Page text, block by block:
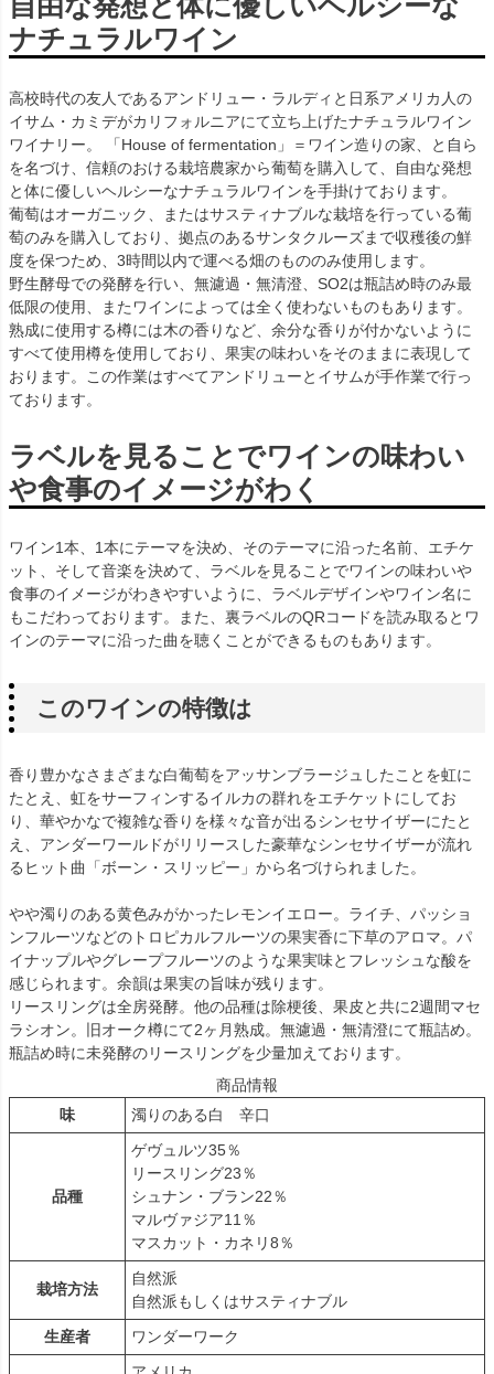
ナチュラルワイン
高校時代の友人であるアンドリュー・ラルディと日系アメリカ人の
イサム・カミデがカリフォルニアにて立ち上げたナチュラルワイン
ワイナリー。 「House of fermentation」＝ワイン造りの家、と自ら
を名づけ、信頼のおける栽培農家から葡萄を購入して、自由な発想
と体に優しいヘルシーなナチュラルワインを手掛けております。
葡萄はオーガニック、またはサスティナブルな栽培を行っている葡
萄のみを購入しており、拠点のあるサンタクルーズまで収穫後の鮮
度を保つため、3時間以内で運べる畑のもののみ使用します。
野生酵母での発酵を行い、無濾過・無清澄、SO2は瓶詰め時のみ最
低限の使用、またワインによっては全く使わないものもあります。
熟成に使用する樽には木の香りなど、余分な香りが付かないように
すべて使用樽を使用しており、果実の味わいをそのままに表現して
おります。この作業はすべてアンドリューとイサムが手作業で行っ
ております。
ラベルを見ることでワインの味わい
や食事のイメージがわく
ワイン1本、1本にテーマを決め、そのテーマに沿った名前、エチケ
ット、そして音楽を決めて、ラベルを見ることでワインの味わいや
食事のイメージがわきやすいように、ラベルデザインやワイン名に
もこだわっております。また、裏ラベルのQRコードを読み取るとワ
インのテーマに沿った曲を聴くことができるものもあります。
このワインの特徴は
香り豊かなさまざまな白葡萄をアッサンブラージュしたことを虹に
たとえ、虹をサーフィンするイルカの群れをエチケットにしてお
り、華やかなで複雑な香りを様々な音が出るシンセサイザーにたと
え、アンダーワールドがリリースした豪華なシンセサイザーが流れ
るヒット曲「ボーン・スリッピー」から名づけられました。
やや濁りのある黄色みがかったレモンイエロー。ライチ、パッショ
ンフルーツなどのトロピカルフルーツの果実香に下草のアロマ。パ
イナップルやグレープフルーツのような果実味とフレッシュな酸を
感じられます。余韻は果実の旨味が残ります。
リースリングは全房発酵。他の品種は除梗後、果皮と共に2週間マセ
ラシオン。旧オーク樽にて2ヶ月熟成。無濾過・無清澄にて瓶詰め。
瓶詰め時に未発酵のリースリングを少量加えております。
商品情報
味
濁りのある白 辛口
品種
ゲヴュルツ35％
リースリング23％
シュナン・ブラン22％
マルヴァジア11％
マスカット・カネリ8％
栽培方法
自然派
自然派もしくはサスティナブル
生産者
ワンダーワーク